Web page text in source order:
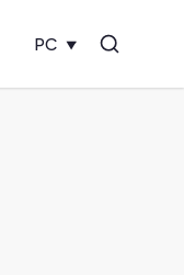
PC Search